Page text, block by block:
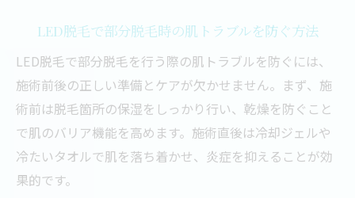
LED脱毛で部分脱毛時の肌トラブルを防ぐ方法
LED脱毛で部分脱毛を行う際の肌トラブルを防ぐには、
施術前後の正しい準備とケアが欠かせません。まず、施
術前は脱毛箇所の保湿をしっかり行い、乾燥を防ぐこと
で肌のバリア機能を高めます。施術直後は冷却ジェルや
冷たいタオルで肌を落ち着かせ、炎症を抑えることが効
果的です。